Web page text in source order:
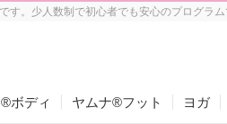
す。少人数制で初心者でも安心のプログラム
ボディ ヤムナ®フット ヨガ